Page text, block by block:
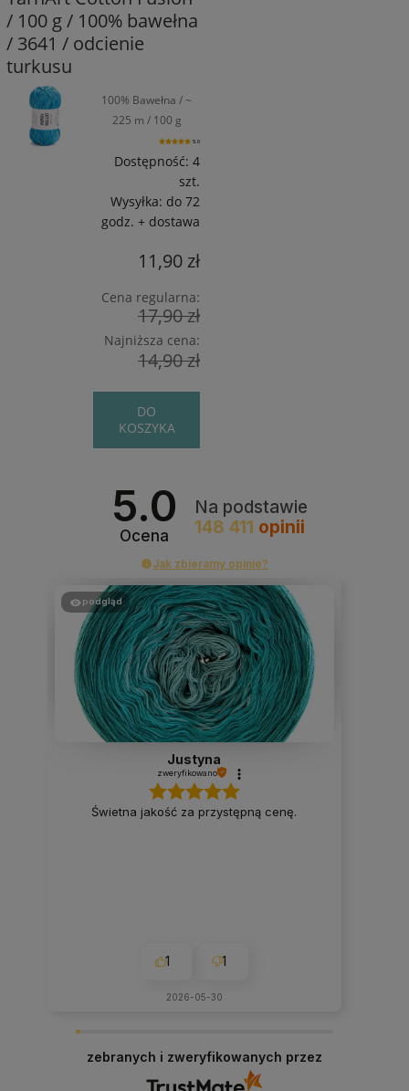
/ 100 g / 100% bawełna
/ 3641 / odcienie
turkusu
100% Bawełna / ~
225 m / 100 g
5.0
Dostępność: 4
szt.
Wysyłka: do 72
godz. + dostawa
11,90 zł
Cena regularna:
17,90 zł
Najniższa cena:
14,90 zł
DO
KOSZYKA
5.0
Ocena
Na podstawie
148 411 opinii
Jak zbieramy opinie?
podgląd
Justyna
zweryfikowano
Świetna jakość za przystępną cenę.
1 1
2026-05-30
zebranych i zweryfikowanych przez